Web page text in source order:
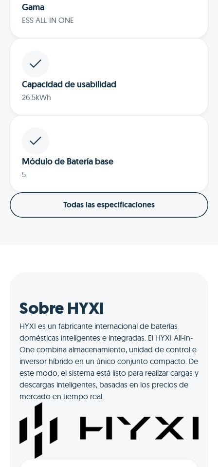
Gama
ESS ALL IN ONE
Capacidad de usabilidad
26.5kWh
Módulo de Batería base
5
Todas las especificaciones
Sobre HYXI
HYXI es un fabricante internacional de baterías
domésticas inteligentes e integradas. El HYXI All-In-
One combina almacenamiento, unidad de control e
inversor híbrido en un único conjunto compacto. De
este modo, el sistema está listo para realizar cargas y
descargas inteligentes, basadas en los precios de
mercado en tiempo real.